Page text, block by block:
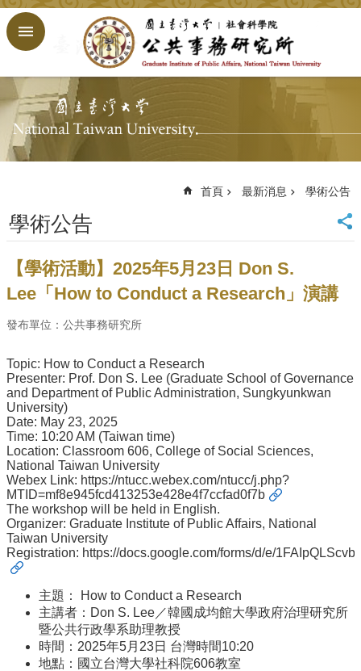
跳到主要內容區塊
搜
尋
回
首
頁
頁
站
導
覽
English
事
所
簡
介
公
事
所
成
員
學
生
首頁 最新消息 學術公告
學術公告
【學術活動】2025年5月23日 Don S.
Lee「How to Conduct a Research」演講
發布單位：公共事務研究所
Topic: How to Conduct a Research
Presenter: Prof. Don S. Lee (Graduate School of Governance
and Department of Public Administration, Sungkyunkwan
University)
Date: May 23, 2025
Time: 10:20 AM (Taiwan time)
Location: Classroom 606, College of Social Sciences,
National Taiwan University
Webex Link: https://ntucc.webex.com/ntucc/j.php?
MTID=mf8e945fcd413253e428e4f7ccfad0f7b
The workshop will be held in English.
Organizer: Graduate Institute of Public Affairs, National
Taiwan University
Registration: https://docs.google.com/forms/d/e/
主題： How to Conduct a Research
主講者：Don S. Lee／韓國成均館大學政府治理研究所
暨公共行政學系助理教授
時間：2025年5月23日 台灣時間10:20
地點：國立台灣大學社科院606教室